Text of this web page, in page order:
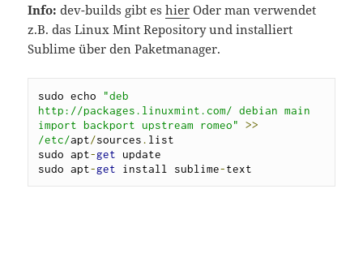
Info: dev-builds gibt eshier Oder man verwendet
z.B. das Linux Mint Repository und installiert
Sublime über den Paketmanager.
sudo echo "deb
http://packages.linuxmint.com/ debian main
import backport upstream romeo"
>>
/etc/apt/sources . list
sudo apt-get update
sudo apt-get install sublime-text